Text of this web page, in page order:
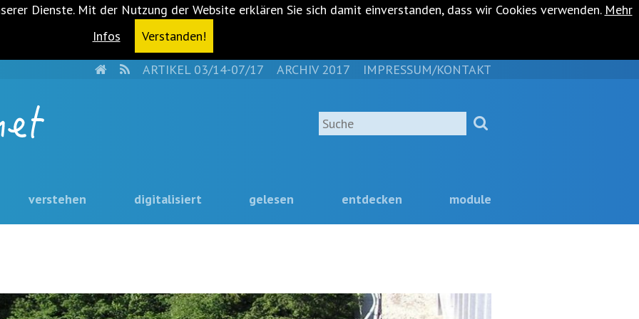
Dienste. Mit der Nutzung der Website erklären Sie sich damit einverstanden, dass wir Cookies verwenden. Mehr
Infos
Verstanden!
HOMERSSARTIKEL 03/14-07/17 ARCHIV 2017 IMPRESSUM/KONTAKT
Suche
verstehen digitalisiert gelesen entdecken module